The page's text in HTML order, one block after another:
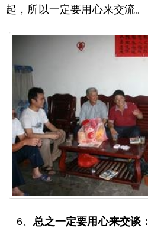
起，所以一定要用心来交流。
6、 总之一定要用心来交谈：